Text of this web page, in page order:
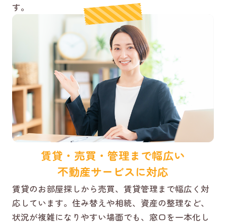
す。
賃貸・売買・管理まで幅広い
不動産サービスに対応
賃貸のお部屋探しから売買、賃貸管理まで幅広く対
応しています。住み替えや相続、資産の整理など、
状況が複雑になりやすい場面でも、窓口を一本化し